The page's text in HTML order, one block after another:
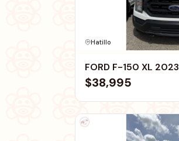
Hatillo
FORD F-150 XL 2023
$38,995